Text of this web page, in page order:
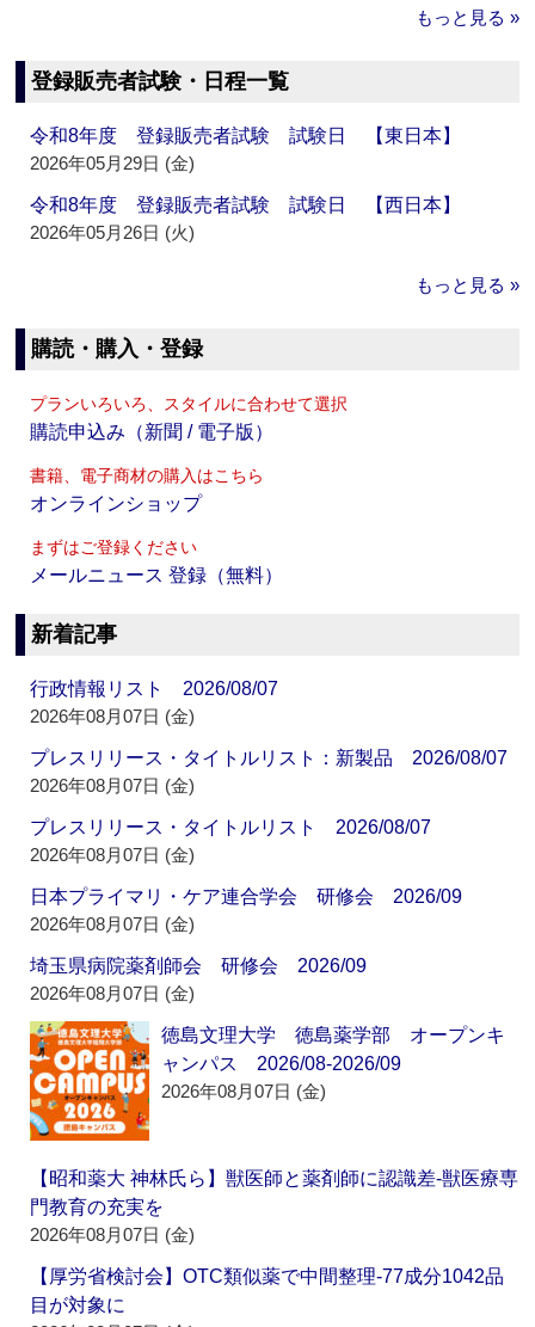
もっと見る »
登録販売者試験・日程一覧
令和8年度 登録販売者試験 試験日 【東日本】
2026年05月29日 (金)
令和8年度 登録販売者試験 試験日 【西日本】
2026年05月26日 (火)
もっと見る »
購読・購入・登録
プランいろいろ、スタイルに合わせて選択
購読申込み（新聞 / 電子版）
書籍、電子商材の購入はこちら
オンラインショップ
まずはご登録ください
メールニュース 登録（無料）
新着記事
行政情報リスト 2026/08/07
2026年08月07日 (金)
プレスリリース・タイトルリスト：新製品 2026/08/07
2026年08月07日 (金)
プレスリリース・タイトルリスト 2026/08/07
2026年08月07日 (金)
日本プライマリ・ケア連合学会 研修会 2026/09
2026年08月07日 (金)
埼玉県病院薬剤師会 研修会 2026/09
2026年08月07日 (金)
徳島文理大学 徳島薬学部 オープンキ
ャンパス 2026/08-2026/09
2026年08月07日 (金)
【昭和薬大 神林氏ら】獣医師と薬剤師に認識差‐獣医療専
門教育の充実を
2026年08月07日 (金)
【厚労省検討会】OTC類似薬で中間整理‐77成分1042品
目が対象に